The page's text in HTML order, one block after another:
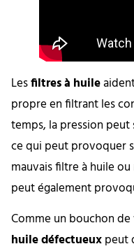
Lesfiltres à huile
propre en filtrant les
temps, la pression peut
ce qui peut provoquer
mauvais filtre à huile
peut également
Comme un bouchon
huile défectueuxpeut